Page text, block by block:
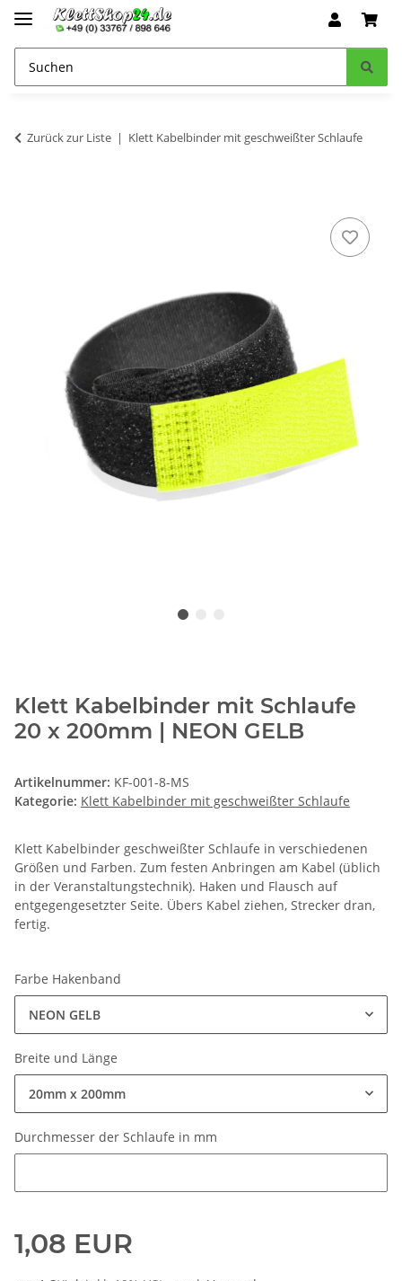
Zurück zur Liste Klett Kabelbinder mit geschweißter Schlaufe
Klett Kabelbinder mit Schlaufe
20 x 200mm | NEON GELB
Artikelnummer: KF-001-8-MS
Kategorie: Klett Kabelbinder mit geschweißter Schlaufe
Klett Kabelbinder geschweißter Schlaufe in verschiedenen
Größen und Farben. Zum festen Anbringen am Kabel (üblich
in der Veranstaltungstechnik). Haken und Flausch auf
entgegengesetzter Seite. Übers Kabel ziehen, Strecker dran,
fertig.
Farbe Hakenband
NEON GELB
Breite und Länge
20mm x 200mm
Durchmesser der Schlaufe in mm
1,08 EUR